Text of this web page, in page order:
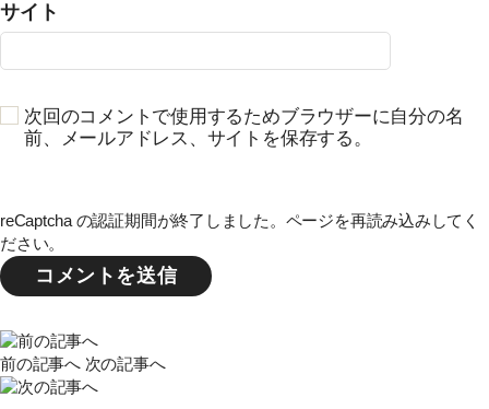
サイト
次回のコメントで使用するためブラウザーに自分の名
前、メールアドレス、サイトを保存する。
reCaptcha の認証期間が終了しました。ページを再読み込みしてく
ださい。
前の記事へ 次の記事へ